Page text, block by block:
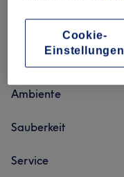
5,0
Ambiente
Sauberkeit
Service
Cookie-
Einstellungen